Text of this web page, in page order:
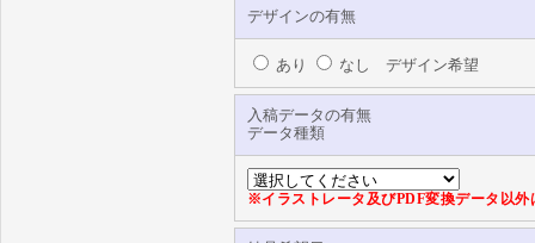
デザインの有無
あり なし デザイン希望
入稿データの有無
データ種類
※イラストレータ及びPDF変換データ以